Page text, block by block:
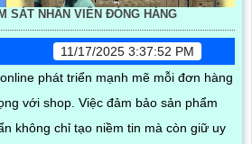
SÁT NHÂN VIÊN ĐÓNG HÀNG
11/17/2025 3:37:52 PM
phát triển mạnh mẽ mỗi đơn hàng
với shop. Việc đảm bảo sản phẩm
không chỉ tạo niềm tin mà còn giữ uy